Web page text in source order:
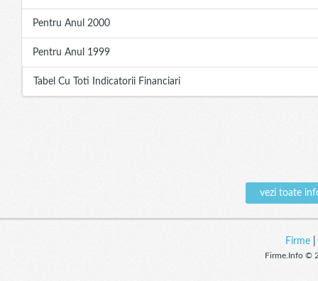
Pentru Anul 2000
Pentru Anul 1999
Tabel Cu Toti Indicatorii Financiari
vezi toate
Firme|
Firme.Info ©